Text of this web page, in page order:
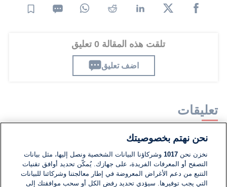
تلقت هذه المقالة 0 تعليق
اضف تعليق
تعليقات
لا توجد تعليقات مكتوبة حتى الآن. كن الأول!
اكتب تعليقًا جديدًا ...
نحن نهتم بخصوصيتك
نخزن نحن1017 وشركاؤنا البيانات الشخصية ونصل إليها، مثل بيانات
التصفح أو المعرفات الفريدة، على جهازك. يُمكّن تحديد أوافق تقنيات
التتبع من دعم الأغراض المعروضة في إطار معالجتنا وشركائنا للبيانات
التي يجب توفيرها. سيؤدي تحديد رفض الكل أو سحب موافقتك إلى